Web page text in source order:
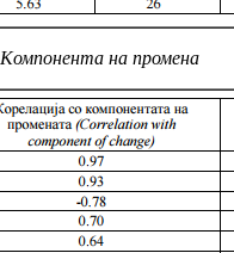
Kомпонента на промена